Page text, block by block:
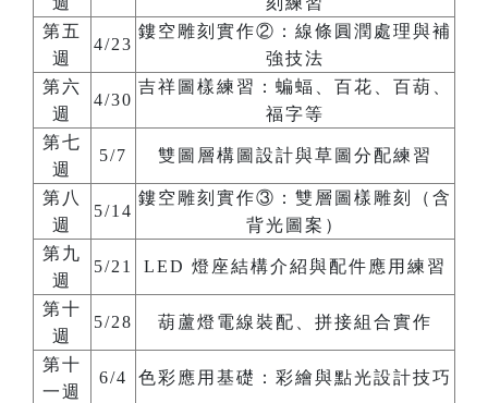
第五
週
4/23
鏤空雕刻實作②：線條圓潤處理與補
強技法
第六
週
4/30
吉祥圖樣練習：蝙蝠、百花、百葫、
福字等
第七
週
5/7 雙圖層構圖設計與草圖分配練習
第八
週
5/14
鏤空雕刻實作③：雙層圖樣雕刻（含
背光圖案）
第九
週
5/21 LED 燈座結構介紹與配件應用練習
第十
週
5/28 葫蘆燈電線裝配、拼接組合實作
第十
一週
6/4 色彩應用基礎：彩繪與點光設計技巧